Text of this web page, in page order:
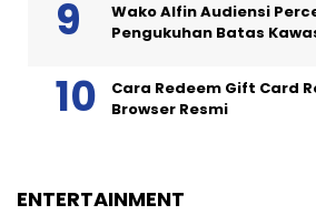
Wako Alfin Audiensi
Pengukuhan Batas
Cara Redeem Gift Card
Browser Resmi
ENTERTAINMENT